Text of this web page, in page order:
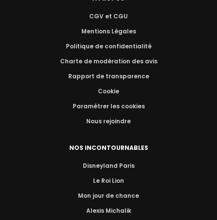
CGV et CGU
Mentions Légales
Politique de confidentialité
Charte de modération des avis
Rapport de transparence
Cookie
Paramétrer les cookies
Nous rejoindre
NOS INCONTOURNABLES
Disneyland Paris
Le Roi Lion
Mon jour de chance
Alexis Michalik